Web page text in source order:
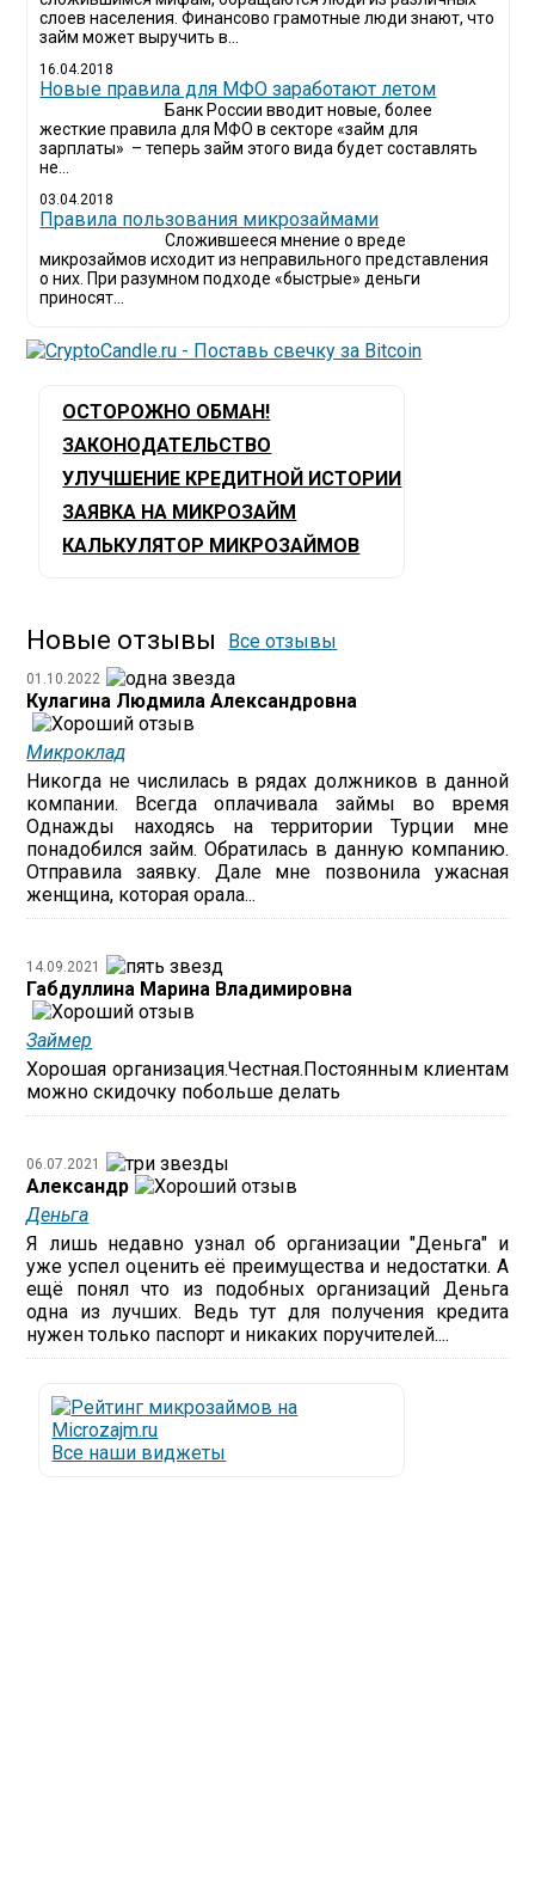
слоев населения. Финансово грамотные люди знают, что
займ может выручить в...
16.04.2018
Новые правила для МФО заработают летом
Банк России вводит новые, более
жесткие правила для МФО в секторе «займ для
зарплаты» – теперь займ этого вида будет составлять
не...
03.04.2018
​Правила пользования микрозаймами
Сложившееся мнение о вреде
микрозаймов исходит из неправильного представления
о них. При разумном подходе «быстрые» деньги
приносят...
ОСТОРОЖНО ОБМАН!
ЗАКОНОДАТЕЛЬСТВО
УЛУЧШЕНИЕ КРЕДИТНОЙ ИСТОРИИ
ЗАЯВКА НА МИКРОЗАЙМ
КАЛЬКУЛЯТОР МИКРОЗАЙМОВ
Новые отзывы Все отзывы
01.10.2022
Кулагина Людмила Александровна
Микроклад
Никогда не числилась в рядах должников в данной
компании. Всегда оплачивала займы во время
Однажды находясь на территории Турции мне
понадобился займ. Обратилась в данную компанию.
Отправила заявку. Дале мне позвонила ужасная
женщина, которая орала...
14.09.2021
Габдуллина Марина Владимировна
Займер
Хорошая организация.Честная.Постоянным клиентам
можно скидочку побольше делать
06.07.2021
Александр
Деньга
Я лишь недавно узнал об организации "Деньга" и
уже успел оценить её преимущества и недостатки. А
ещё понял что из подобных организаций Деньга
одна из лучших. Ведь тут для получения кредита
нужен только паспорт и никаких поручителей....
Все наши виджеты